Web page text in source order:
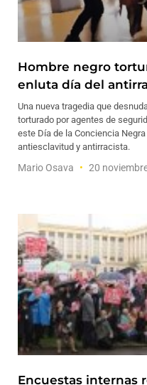
Hombre negro
enluta día del
Una nueva tragedia que
torturado por agentes de
este Día de la Conciencia
antiesclavitud y antirracista.
Mario Osava 20
Encuestas internas